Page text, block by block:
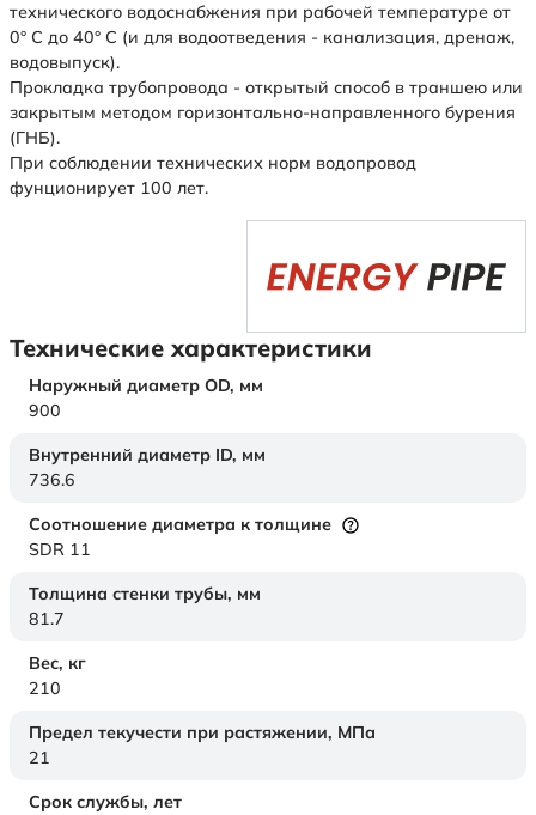
технического водоснабжения при рабочей температуре от
0° С до 40° С (и для водоотведения - канализация, дренаж,
водовыпуск).
Прокладка трубопровода - открытый способ в траншею или
закрытым методом горизонтально-направленного бурения
(ГНБ).
При соблюдении технических норм водопровод
фунционирует 100 лет.
Технические характеристики
Наружный диаметр OD, мм
900
Внутренний диаметр ID, мм
736.6
Соотношение диаметра к толщине
SDR 11
Толщина стенки трубы, мм
81.7
Вес, кг
210
Предел текучести при растяжении, МПа
21
Срок службы, лет